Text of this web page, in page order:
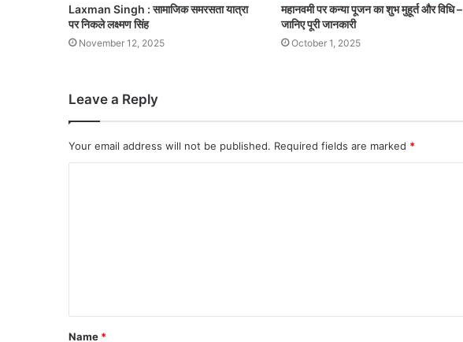
Laxman Singh : सामाजिक समरसता यात्रा
पर निकले लक्ष्मण सिंह
November 12, 2025
महानवमी पर कन्या पूजन का शुभ मुहूर्त और विधि –
जानिए पूरी जानकारी
October 1, 2025
Leave a Reply
Your email address will not be published. Required fields are marked *
Name *